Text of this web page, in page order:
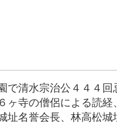
で清水宗治公４４４
ヶ寺の僧侶による読
址名誉会長、林高松